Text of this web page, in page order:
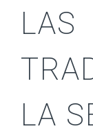
LAS
LA